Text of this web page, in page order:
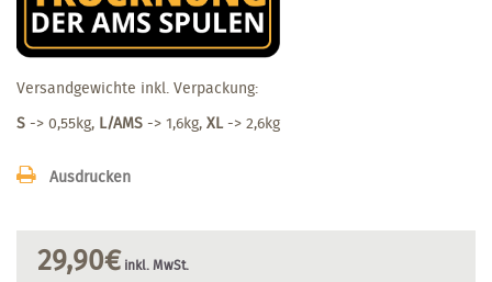
Versandgewichte inkl. Verpackung:
S -> 0,55kg, L/AMS -> 1,6kg, XL-> 2,6kg
Ausdrucken
29,90€ inkl. MwSt.